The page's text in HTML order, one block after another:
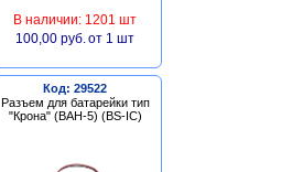
В наличии: 1201 шт
100,00 руб. от 1 шт
Код: 29522
Разъем для батарейки тип
"Крона" (BAH-5) (BS-IC)